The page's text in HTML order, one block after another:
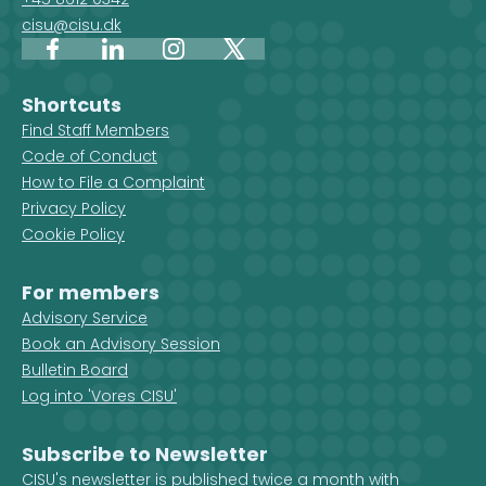
cisu@cisu.dk
FacebookLinkedInInstagram
X
Shortcuts
Find Staff Members
Code of Conduct
How to File a Complaint
Privacy Policy
Cookie Policy
For members
Advisory Service
Book an Advisory Session
Bulletin Board
Log into 'Vores CISU'
Subscribe to Newsletter
CISU's newsletter is published twice a month with